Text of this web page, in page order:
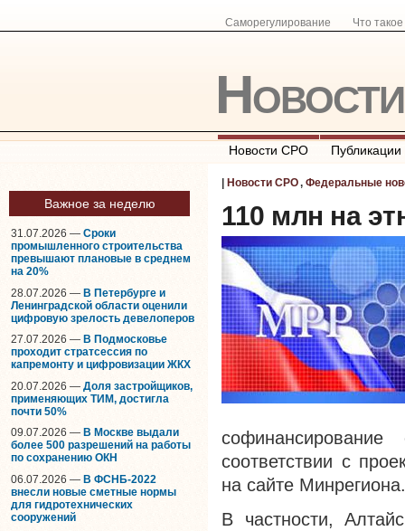
Саморегулирование Что
Новости СРО Публикации
Важное за неделю
31.07.2026 — Сроки
промышленного строительства
превышают плановые в среднем
на 20%
28.07.2026 — В Петербурге и
Ленинградской области оценили
цифровую зрелость девелоперов
27.07.2026 — В Подмосковье
проходит стратсессия по
капремонту и цифровизации ЖКХ
20.07.2026 — Доля застройщиков,
применяющих ТИМ, достигла
почти 50%
09.07.2026 — В Москве выдали
более 500 разрешений на работы
по сохранению ОКН
06.07.2026 — В ФСНБ-2022
внесли новые сметные нормы
для гидротехнических
сооружений
Новости СРО, Федеральные
110 млн на
софинансирование
соответствии с
на сайте Минрегиона.
В частности,